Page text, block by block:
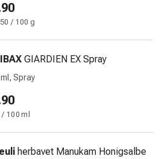
/ 100 g
GIARDIEN EX Spray
Spray
100 ml
herbavet Manukam Honigsalbe